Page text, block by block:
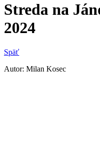
Streda na
2024
Späť
Autor: Milan Kosec